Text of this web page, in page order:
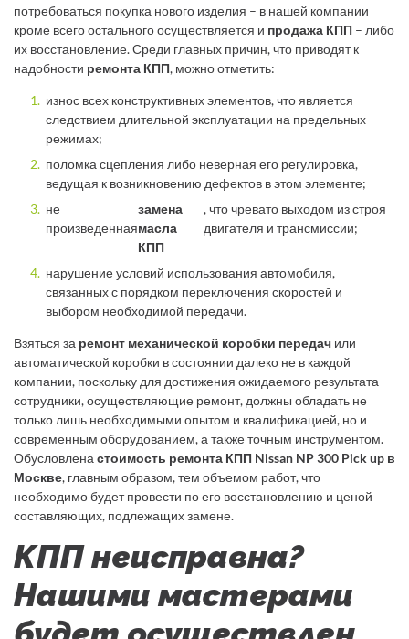
потребоваться покупка нового изделия – в нашей компании
кроме всего остального осуществляется и продажа КПП – либо
их восстановление. Среди главных причин, что приводят к
надобности ремонта КПП, можно отметить:
износ всех конструктивных элементов, что является
следствием длительной эксплуатации на предельных
режимах;
поломка сцепления либо неверная его регулировка,
ведущая к возникновению дефектов в этом элементе;
не
произведенная
замена
масла
КПП
, что чревато выходом из строя
двигателя и трансмиссии;
нарушение условий использования автомобиля,
связанных с порядком переключения скоростей и
выбором необходимой передачи.
Взяться за ремонт механической коробки передач или
автоматической коробки в состоянии далеко не в каждой
компании, поскольку для достижения ожидаемого результата
сотрудники, осуществляющие ремонт, должны обладать не
только лишь необходимыми опытом и квалификацией, но и
современным оборудованием, а также точным инструментом.
Обусловлена стоимость ремонта КПП Nissan NP 300 Pick up в
Москве, главным образом, тем объемом работ, что
необходимо будет провести по его восстановлению и ценой
составляющих, подлежащих замене.
КПП неисправна?
Нашими мастерами